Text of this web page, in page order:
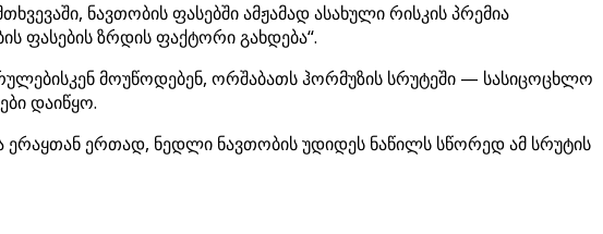
ნავთობის ფასებში ამჟამად ასახული რისკის პრემია
ფასების ზრდის ფაქტორი გახდება“.
მოუწოდებენ, ორშაბათს ჰორმუზის სრუტეში — სასიცოცხლო
დაიწყო.
ერაყთან ერთად, ნედლი ნავთობის უდიდეს ნაწილს სწორედ ამ სრუტის